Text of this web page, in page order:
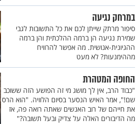
במרחק נגיעה
סיפור מרתק שייתן לכם את כל התשובות לגבי
שמירת נגיעה הן ברמה ההלכתית והן ברמה
ההגיונית-אנושית. מה אפשר להרוויח
מההימנעות? לא מעט
החופה המטהרת
"כבוד הרב, אין לך מושג מי זה הפושע הזה ששוכב
שם!", אמר האיש הנסער בסיום הלוויה. "הוא הרס
את חייהם של רוב האנשים שאתה רואה פה, אז
מה הדיבורים האלה על צדיק ובעל תשובה?"